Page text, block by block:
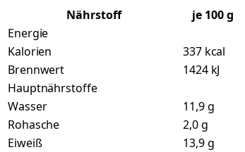
Nährstoff
je 100g
Energie
Kalorien
337 kcal
Brennwert
1424 kJ
Hauptnährstoffe
Wasser
11,9 g
Rohasche
2,0 g
Eiweiß
13,9 g